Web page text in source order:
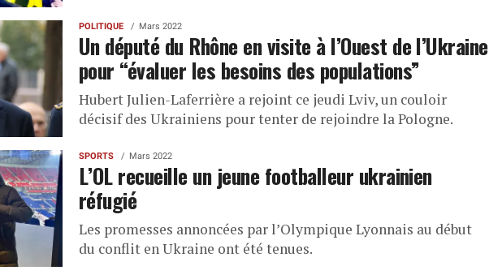
POLITIQUE Mars 2022
Un député du Rhône en visite à l’Ouest de l’Ukraine
pour “évaluer les besoins des populations”
Hubert Julien-Laferrière a rejoint ce jeudi Lviv, un couloir
décisif des Ukrainiens pour tenter de rejoindre la Pologne.
SPORTS Mars 2022
L’OL recueille un jeune footballeur ukrainien
réfugié
Les promesses annoncées par l’Olympique Lyonnais au début
du conflit en Ukraine ont été tenues.